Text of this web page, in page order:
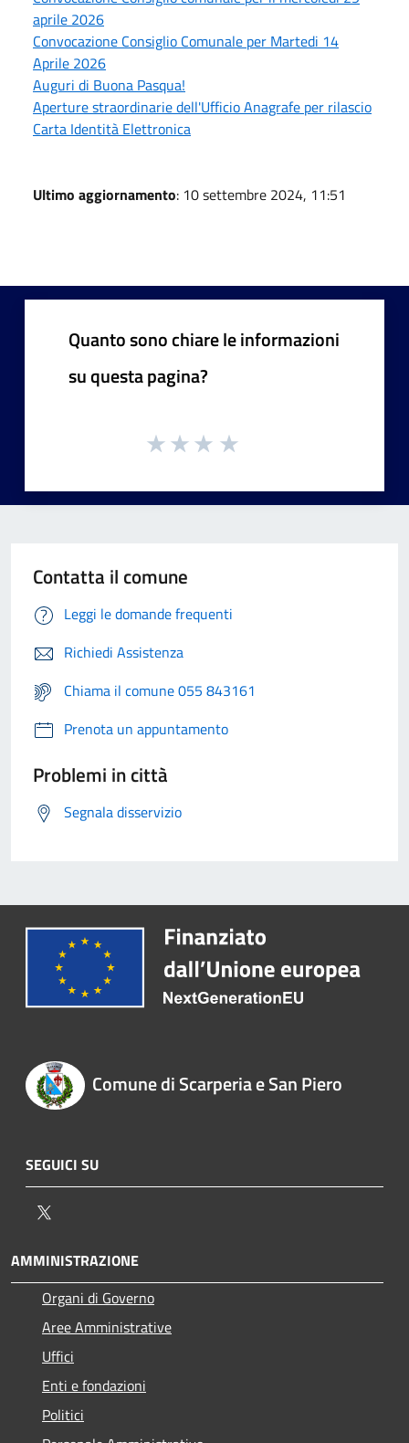
aprile 2026
Convocazione Consiglio Comunale per Martedi 14
Aprile 2026
Auguri di Buona Pasqua!
Aperture straordinarie dell'Ufficio Anagrafe per rilascio
Carta Identità Elettronica
Ultimo aggiornamento: 10 settembre 2024, 11:51
Quanto sono chiare le informazioni
su questa pagina?
Contatta il comune
Leggi le domande frequenti
Richiedi Assistenza
Chiama il comune 055 843161
Prenota un appuntamento
Problemi in città
Segnala disservizio
Comune di Scarperia e San Piero
SEGUICI SU
AMMINISTRAZIONE
Organi di Governo
Aree Amministrative
Uffici
Enti e fondazioni
Politici